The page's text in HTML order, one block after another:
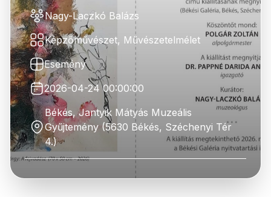
Nagy-Laczkó Balázs
Képzőművészet, Művészetelmélet
Esemény
2026-04-24 00:00:00
Békés, Jantyik Mátyás Muzeális
Gyűjtemény (5630 Békés, Széchenyi Tér
4.)